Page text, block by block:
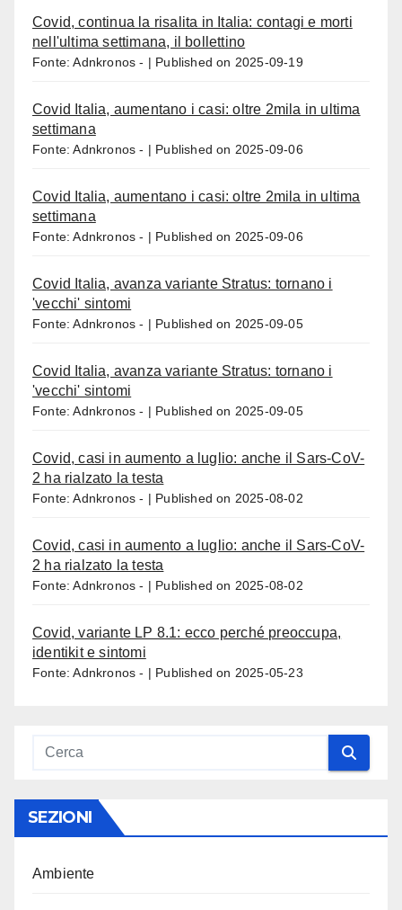
Covid, continua la risalita in Italia: contagi e morti
nell'ultima settimana, il bollettino
Fonte: Adnkronos - Published on 2025-09-19
Covid Italia, aumentano i casi: oltre 2mila in ultima
settimana
Fonte: Adnkronos - Published on 2025-09-06
Covid Italia, aumentano i casi: oltre 2mila in ultima
settimana
Fonte: Adnkronos - Published on 2025-09-06
Covid Italia, avanza variante Stratus: tornano i
'vecchi' sintomi
Fonte: Adnkronos - Published on 2025-09-05
Covid Italia, avanza variante Stratus: tornano i
'vecchi' sintomi
Fonte: Adnkronos - Published on 2025-09-05
Covid, casi in aumento a luglio: anche il Sars-CoV-
2 ha rialzato la testa
Fonte: Adnkronos - Published on 2025-08-02
Covid, casi in aumento a luglio: anche il Sars-CoV-
2 ha rialzato la testa
Fonte: Adnkronos - Published on 2025-08-02
Covid, variante LP 8.1: ecco perché preoccupa,
identikit e sintomi
Fonte: Adnkronos - Published on 2025-05-23
SEZIONI
Ambiente